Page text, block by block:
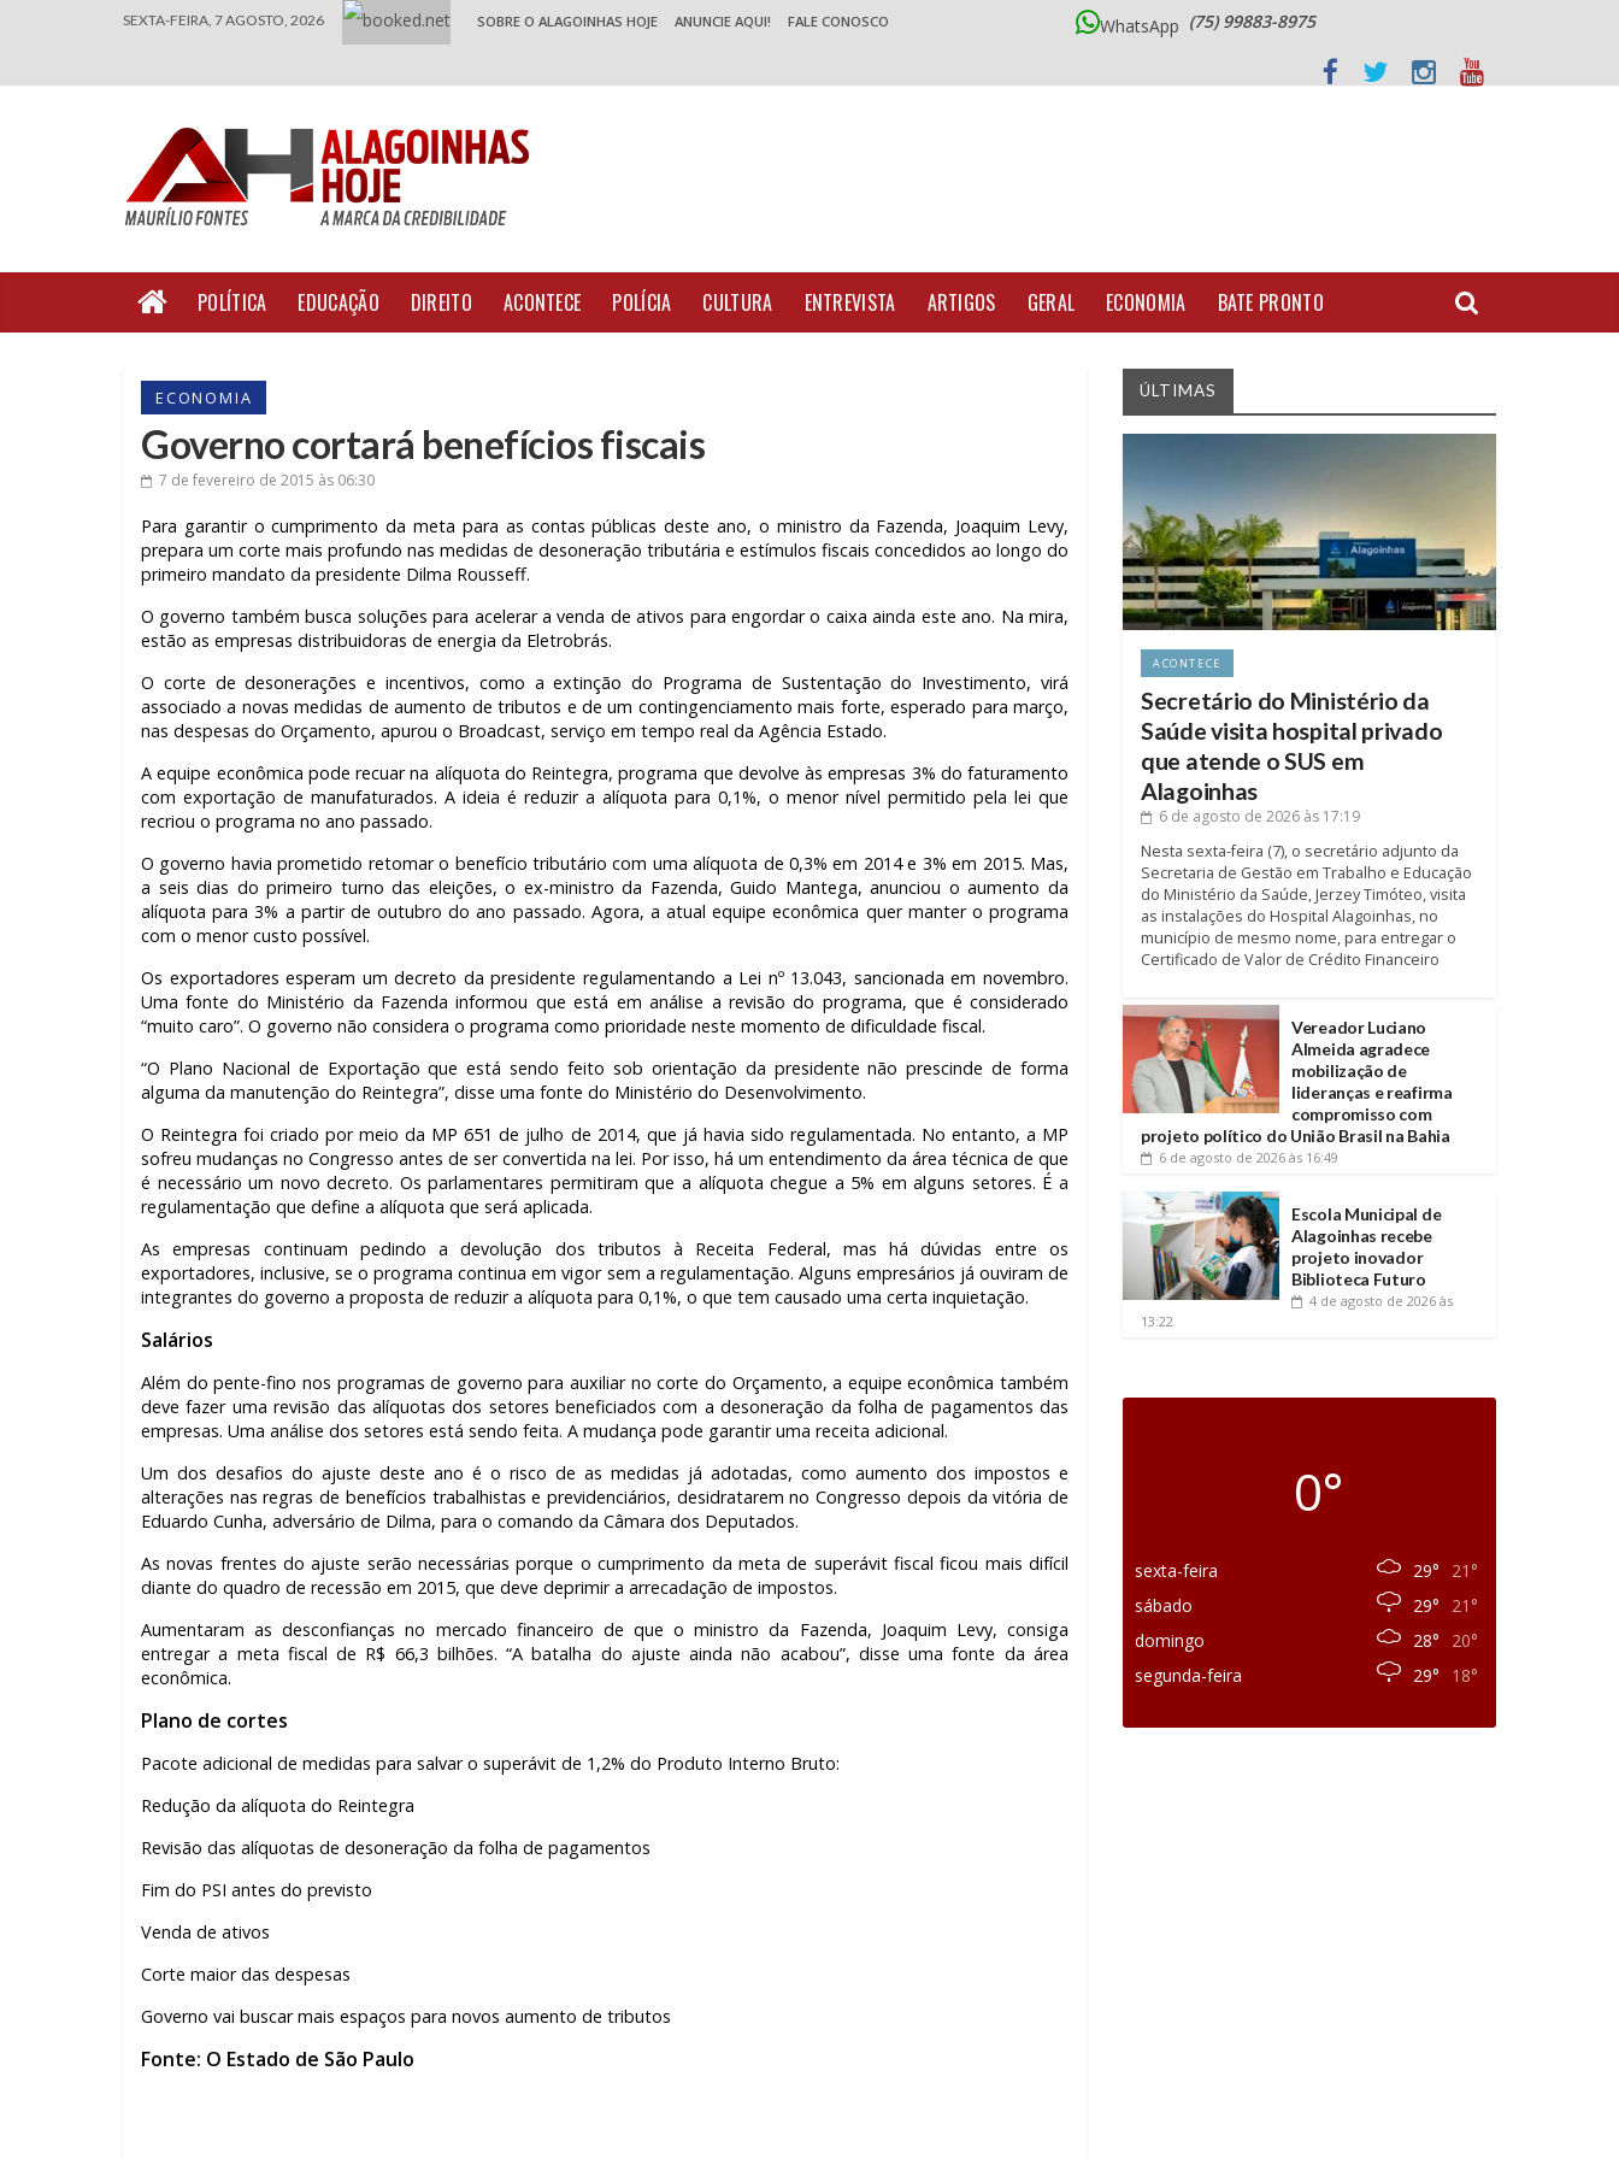
SEXTA-FEIRA, 7 AGOSTO, 2026 SOBRE O ALAGOINHAS HOJE ANUNCIE AQUI! FALE CONOSCO WhatsApp (75) 99883-8975
POLÍTICA EDUCAÇÃO DIREITO ACONTECE POLÍCIA CULTURA ENTREVISTA ARTIGOS GERAL ECONOMIA BATE PRONTO
ECONOMIA
Governo cortará benefícios fiscais
7 de fevereiro de 2015 às 06:30
Para garantir o cumprimento da meta para as contas públicas deste ano, o ministro da Fazenda, Joaquim Levy,
prepara um corte mais profundo nas medidas de desoneração tributária e estímulos fiscais concedidos ao longo do
primeiro mandato da presidente Dilma Rousseff.
O governo também busca soluções para acelerar a venda de ativos para engordar o caixa ainda este ano. Na mira,
estão as empresas distribuidoras de energia da Eletrobrás.
O corte de desonerações e incentivos, como a extinção do Programa de Sustentação do Investimento, virá
associado a novas medidas de aumento de tributos e de um contingenciamento mais forte, esperado para março,
nas despesas do Orçamento, apurou o Broadcast, serviço em tempo real da Agência Estado.
A equipe econômica pode recuar na alíquota do Reintegra, programa que devolve às empresas 3% do faturamento
com exportação de manufaturados. A ideia é reduzir a alíquota para 0,1%, o menor nível permitido pela lei que
recriou o programa no ano passado.
O governo havia prometido retomar o benefício tributário com uma alíquota de 0,3% em 2014 e 3% em 2015. Mas,
a seis dias do primeiro turno das eleições, o ex-ministro da Fazenda, Guido Mantega, anunciou o aumento da
alíquota para 3% a partir de outubro do ano passado. Agora, a atual equipe econômica quer manter o programa
com o menor custo possível.
Os exportadores esperam um decreto da presidente regulamentando a Lei nº 13.043, sancionada em novembro.
Uma fonte do Ministério da Fazenda informou que está em análise a revisão do programa, que é considerado
“muito caro”. O governo não considera o programa como prioridade neste momento de dificuldade fiscal.
“O Plano Nacional de Exportação que está sendo feito sob orientação da presidente não prescinde de forma
alguma da manutenção do Reintegra”, disse uma fonte do Ministério do Desenvolvimento.
O Reintegra foi criado por meio da MP 651 de julho de 2014, que já havia sido regulamentada. No entanto, a MP
sofreu mudanças no Congresso antes de ser convertida na lei. Por isso, há um entendimento da área técnica de que
é necessário um novo decreto. Os parlamentares permitiram que a alíquota chegue a 5% em alguns setores. É a
regulamentação que define a alíquota que será aplicada.
As empresas continuam pedindo a devolução dos tributos à Receita Federal, mas há dúvidas entre os
exportadores, inclusive, se o programa continua em vigor sem a regulamentação. Alguns empresários já ouviram de
integrantes do governo a proposta de reduzir a alíquota para 0,1%, o que tem causado uma certa inquietação.
Salários
Além do pente-fino nos programas de governo para auxiliar no corte do Orçamento, a equipe econômica também
deve fazer uma revisão das alíquotas dos setores beneficiados com a desoneração da folha de pagamentos das
empresas. Uma análise dos setores está sendo feita. A mudança pode garantir uma receita adicional.
Um dos desafios do ajuste deste ano é o risco de as medidas já adotadas, como aumento dos impostos e
alterações nas regras de benefícios trabalhistas e previdenciários, desidratarem no Congresso depois da vitória de
Eduardo Cunha, adversário de Dilma, para o comando da Câmara dos Deputados.
As novas frentes do ajuste serão necessárias porque o cumprimento da meta de superávit fiscal ficou mais difícil
diante do quadro de recessão em 2015, que deve deprimir a arrecadação de impostos.
Aumentaram as desconfianças no mercado financeiro de que o ministro da Fazenda, Joaquim Levy, consiga
entregar a meta fiscal de R$ 66,3 bilhões. “A batalha do ajuste ainda não acabou”, disse uma fonte da área
econômica.
Plano de cortes
Pacote adicional de medidas para salvar o superávit de 1,2% do Produto Interno Bruto:
Redução da alíquota do Reintegra
Revisão das alíquotas de desoneração da folha de pagamentos
Fim do PSI antes do previsto
Venda de ativos
Corte maior das despesas
Governo vai buscar mais espaços para novos aumento de tributos
Fonte: O Estado de São Paulo
ÚLTIMAS
ACONTECE
Secretário do Ministério da
Saúde visita hospital privado
que atende o SUS em
Alagoinhas
6 de agosto de 2026 às 17:19
Nesta sexta-feira (7), o secretário adjunto da
Secretaria de Gestão em Trabalho e Educação
do Ministério da Saúde, Jerzey Timóteo, visita
as instalações do Hospital Alagoinhas, no
município de mesmo nome, para entregar o
Certificado de Valor de Crédito Financeiro
Vereador Luciano
Almeida agradece
mobilização de
lideranças e reafirma
compromisso com
projeto político do União Brasil na Bahia
6 de agosto de 2026 às 16:49
Escola Municipal de
Alagoinhas recebe
projeto inovador
Biblioteca Futuro
4 de agosto de 2026 às
13:22
0°
sexta-feira 29°
21°
sábado
29°
21°
domingo
28°
20°
segunda-feira
29° 18°